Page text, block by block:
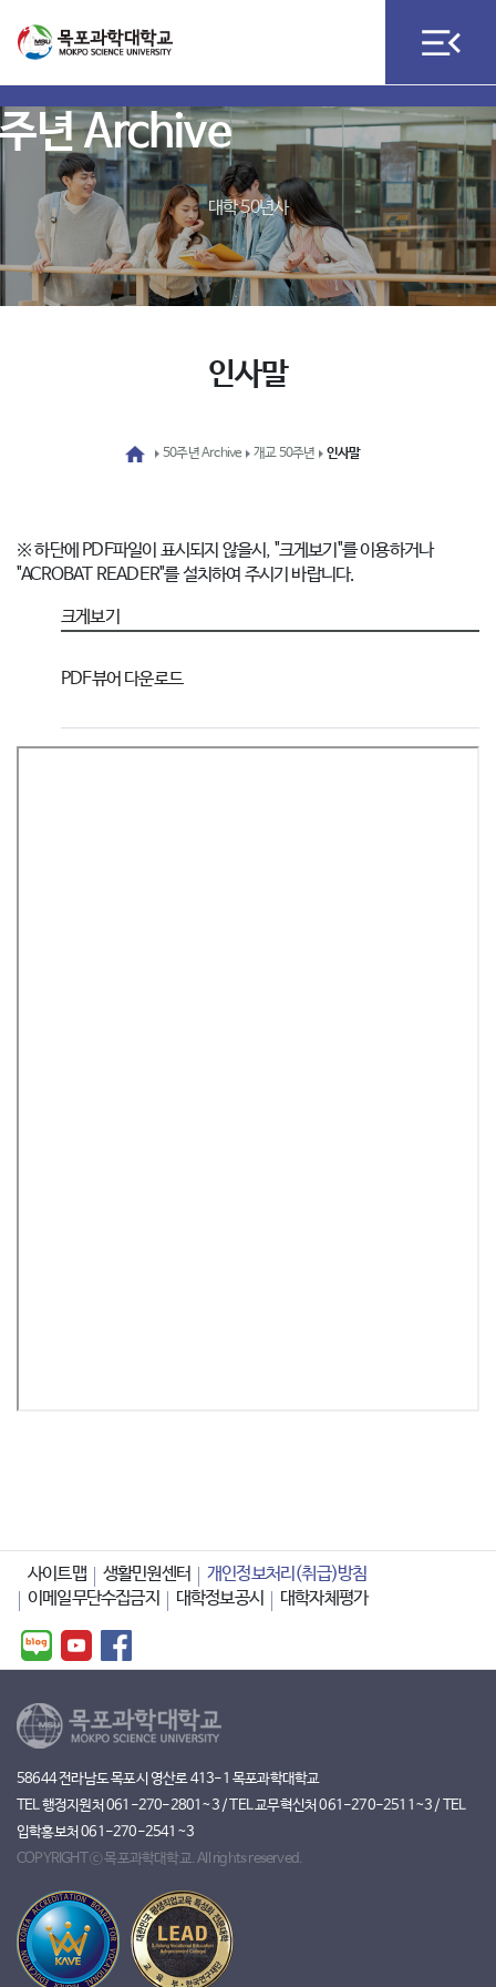
년 Archive
대학 50년사
인사말
50주년 Archive 개교 50주년 인사말
※ 하단에 PDF파일이 표시되지 않을시, "크게보기"를 이용하거나
"ACROBAT READER"를 설치하여 주시기 바랍니다.
크게보기
PDF뷰어 다운로드
사이트맵 생활민원센터
개인정보처리(취급)방침
이메일무단수집금지
대학정보공시 대학자체평가
58644 전라남도 목포시 영산로 413-1 목포과학대학교
TEL 행정지원처 061-270-2801~3 / TEL 교무혁신처 061-270-2511~3 / TEL
입학홍보처 061-270-2541~3
COPYRIGHT ⓒ 목포과학대학교. All rights reserved.